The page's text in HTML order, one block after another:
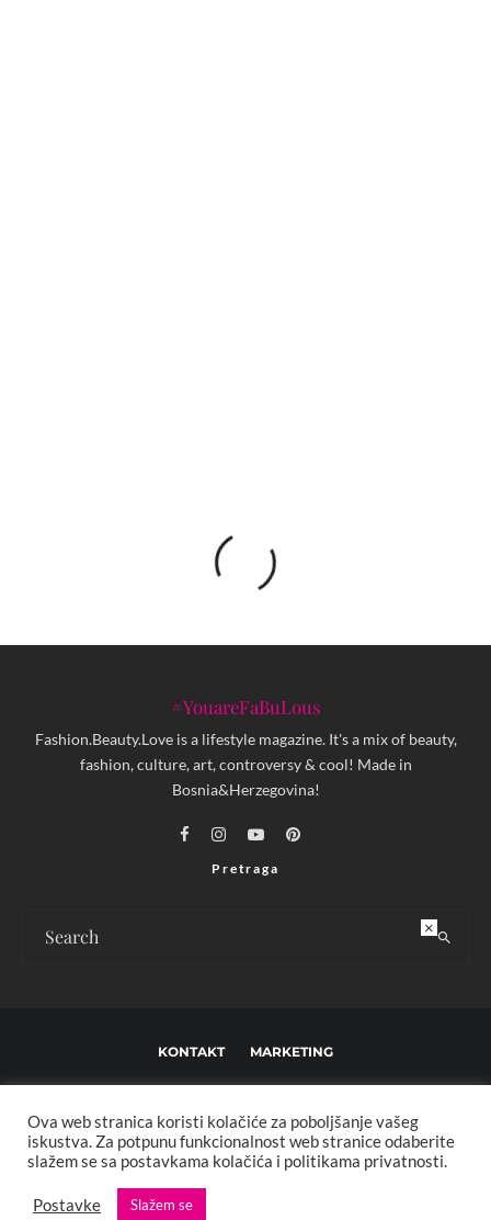
#YouareFaBuLous
Fashion.Beauty.Love is a lifestyle magazine. It's a mix of beauty,
fashion, culture, art, controversy & cool! Made in
Bosnia&Herzegovina!
Pretraga
KONTAKT MARKETING
IMPRESSUM O NAMA
Copyright © 2013 - 2025 FBL creative. Sva prava zadržana. Developed by:
Ova web stranica koristi kolačiće za poboljšanje vašeg
iskustva. Za potpunu funkcionalnost web stranice odaberite
slažem se sa postavkama kolačića i politikama privatnosti.
Postavke Slažem se
×